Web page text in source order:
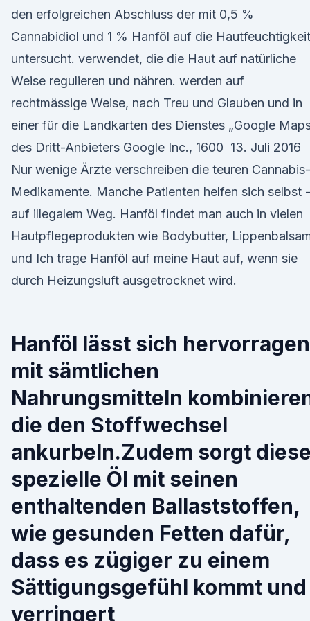
den erfolgreichen Abschluss der mit 0,5 %
Cannabidiol und 1 % Hanföl auf die Hautfeuchtigkeit
untersucht. verwendet, die die Haut auf natürliche
Weise regulieren und nähren. werden auf
rechtmässige Weise, nach Treu und Glauben und in
einer für die Landkarten des Dienstes „Google
des Dritt-Anbieters Google Inc., 1600 13. Juli 2016
Nur wenige Ärzte verschreiben die teuren Cannabis-
Medikamente. Manche Patienten helfen sich selbst -
auf illegalem Weg. Hanföl findet man auch in vielen
Hautpflegeprodukten wie Bodybutter,
und Ich trage Hanföl auf meine Haut auf, wenn sie
durch Heizungsluft ausgetrocknet wird.
Hanföl lässt sich
mit sämtlichen
Nahrungsmitteln
die den Stoffwechsel
ankurbeln.Zudem sorgt
spezielle Öl mit seinen
enthaltenden Ballaststoffen,
wie gesunden Fetten dafür,
dass es zügiger zu einem
Sättigungsgefühl kommt und
verringert